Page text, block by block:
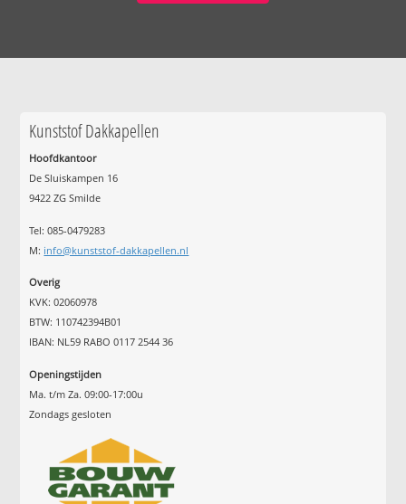
Kunststof Dakkapellen
Hoofdkantoor
De Sluiskampen 16
9422 ZG Smilde
Tel: 085-0479283
M: info@kunststof-dakkapellen.nl
Overig
KVK: 02060978
BTW: 110742394B01
IBAN: NL59 RABO 0117 2544 36
Openingstijden
Ma. t/m Za. 09:00-17:00u
Zondags gesloten